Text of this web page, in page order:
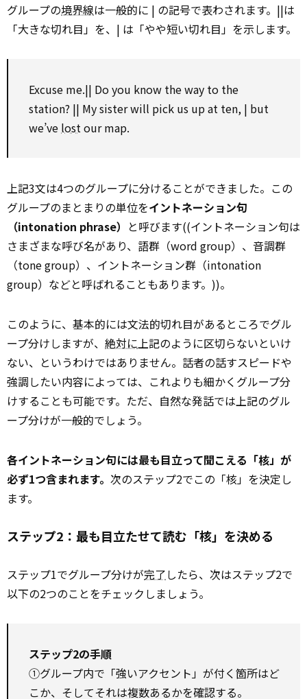
グループの境界線は一般的に | の記号で表わされます。||は
「大きな切れ目」を、| は「やや短い切れ目」を示します。
Excuse me.|| Do you know the way to the
station? || My sister will pick us up at ten, | but
we’ve lostour map.
上記3文は4つのグループに分けることができました。この
グループのまとまりの単位をイントネーション句
（intonation phrase） と呼びます((イントネーション句は
さまざまな呼び名があり、語群（word group）、音調群
（tone group）、イントネーション群（intonation
group）などと呼ばれることもあります。))。
このように、基本的には文法的切れ目があるところでグル
ープ分けしますが、 絶対に上記のように区切らないといけ
ない、というわけではありません。話者の話すスピードや
強調したい内容によっては、これよりも細かくグループ分
けすることも可能です。ただ、自然な発話では上記のグル
ープ分けが一般的でしょう。
各イントネーション句には最も目立って聞こえる「核」が
必ず1つ含まれます。 次のステップ2でこの「核」を決定し
ます。
ステップ2：最も目立たせて読む「核」を決める
ステップ1でグループ分けが完了したら、次はステップ2で
以下の2つのことをチェックしましょう。
ステップ2の手順
①グループ内で「強いアクセント」が付く箇所はど
こか、そしてそれは複数あるかを確認する。